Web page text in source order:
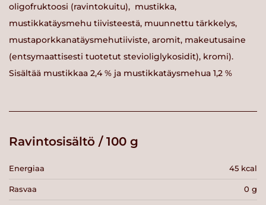
oligofruktoosi (ravintokuitu), mustikka,
mustikkatäysmehu tiivisteestä, muunnettu tärkkelys,
mustaporkkanatäysmehutiiviste, aromit, makeutusaine
(entsymaattisesti tuotetut stevioliglykosidit), kromi).
Sisältää mustikkaa 2,4 % ja mustikkatäysmehua 1,2 %
Ravintosisältö / 100 g
Energiaa 45 kcal
Rasvaa 0 g